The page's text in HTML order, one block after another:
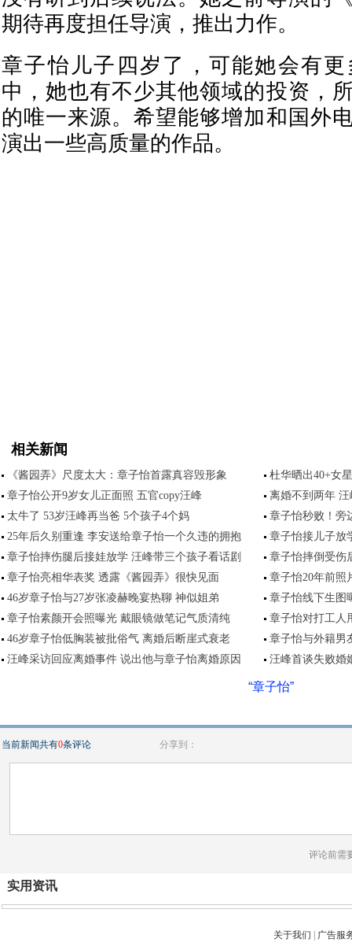
期待再度担任导演，推出力作。
章子怡儿子四岁了，可能她会有
中，她也有不少其他领域的投资，
的唯一来源。希望能够增加和国外
演出一些高质量的作品。
相关新闻
《酱园弄》尺度太大：章子怡首露真容毁形象
杜华晒出40+女
章子怡公开9岁女儿正面照 五官copy汪峰
离婚不到两年
太牛了 53岁汪峰再当爸 5个孩子4个妈
章子怡秒败！旁
25年后久别重逢 李安送给章子怡一个久违的拥抱
章子怡接儿子放
章子怡摔伤腿后接娃放学 汪峰带三个孩子看话剧
章子怡摔倒受伤
章子怡亮相华表奖 透露《酱园弄》很快见面
章子怡20年前照
46岁章子怡与27岁张凌赫晚宴热聊 神似姐弟
章子怡线下生图
章子怡素颜开会照曝光 戴眼镜做笔记气质清纯
章子怡对打工人
46岁章子怡低胸装被批俗气 离婚后断崖式衰老
章子怡与外籍男
汪峰采访回应离婚事件 说出他与章子怡离婚原因
汪峰首谈失败婚
“章子怡”
当前新闻共有0条评论 分享到：
评论前需
实用资讯
关于我们
广告服